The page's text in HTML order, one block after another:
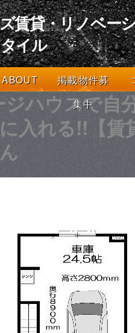
賃貸・リノベー
イル
ABOUT
掲載物件募
集中
ハウスで自
入れる!!【